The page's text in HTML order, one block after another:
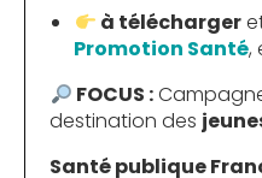
à télécharger
Promotion Santé,
FOCUS :
destination des
Santé publique